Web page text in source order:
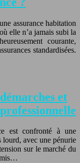
assurance habitation
elle n’a jamais subi la
courante,
standardisées.
et
est confronté à une
lourd, avec une pénurie
sur le marché du